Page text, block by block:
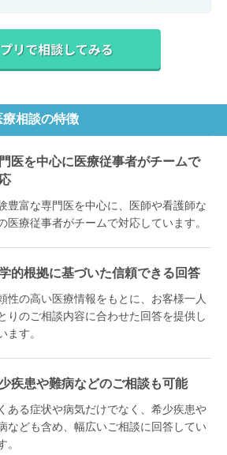
療相談の特徴
医を中心に医療従事者がチームで
豊富な専門医を中心に、医師や看護師な
医療従事者がチームで対応しています。
的根拠に基づいた信頼できる回答
性の高い医療情報をもとに、お客様一人
りのご相談内容に合わせた回答を提供し
ます。
疾患や難病などのご相談も可能
ある症状や病気だけでなく、希少疾患や
なども含め、幅広いご相談に回答してい
。